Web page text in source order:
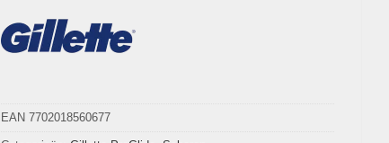
EAN 7702018560677